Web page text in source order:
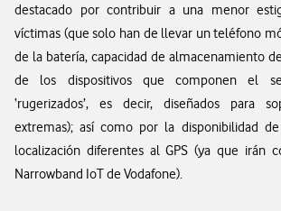
destacado por contribuir a una menor
víctimas (que solo han de llevar un teléfono
de la batería, capacidad de almacenamiento
de los dispositivos que componen el
‘rugerizados’, es decir, diseñados para
extremas); así como por la disponibilidad
localización diferentes al GPS (ya que irán
Narrowband IoT de Vodafone).